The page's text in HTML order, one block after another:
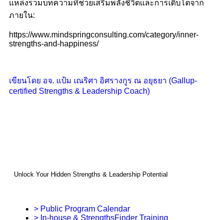
แหล่งรวมบทความที่ช่วยเสริมพลังชีวิตและการเติบโตจาก
ภายใน:
https://www.mindspringconsulting.com/category/inner-
strengths-and-happiness/
เขียนโดย อจ. แป้ม เณริศา อิศรางกูร ณ อยุธยา (Gallup-
certified Strengths & Leadership Coach)
Unlock Your Hidden Strengths & Leadership Potential
> Public Program Calendar
> In-house & StrengthsFinder Training